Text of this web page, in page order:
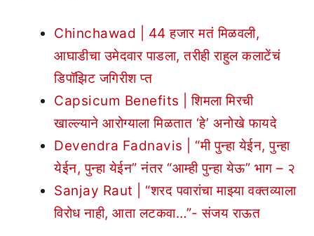
Chinchawad | 44 हजार मतं मिळवली,
आघाडीचा उमेदवार पाडला, तरीही राहुल कलाटेंचं
डिपॉझिट जगिरीश प्त
Capsicum Benefits | शिमला मिरची
खाल्ल्याने आरोग्याला मिळतात ‘हे’ अनोखे फायदे
Devendra Fadnavis | “मी पुन्हा येईन, पुन्हा
येईन, पुन्हा येईन” नंतर “आम्ही पुन्हा येऊ” भाग – २
Sanjay Raut | “शरद पवारांचा माझ्या वक्तव्याला
विरोध नाही, आता लटकवा…”- संजय राऊत